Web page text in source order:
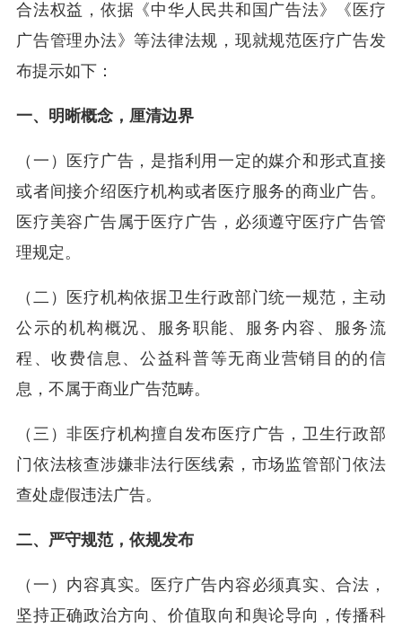
合法权益，依据《中华人民共和国广告法》《医疗
广告管理办法》等法律法规，现就规范医疗广告发
布提示如下：
一、明晰概念，厘清边界
（一）医疗广告，是指利用一定的媒介和形式直接
或者间接介绍医疗机构或者医疗服务的商业广告。
医疗美容广告属于医疗广告，必须遵守医疗广告管
理规定。
（二）医疗机构依据卫生行政部门统一规范，主动
公示的机构概况、服务职能、服务内容、服务流
程、收费信息、公益科普等无商业营销目的的信
息，不属于商业广告范畴。
（三）非医疗机构擅自发布医疗广告，卫生行政部
门依法核查涉嫌非法行医线索，市场监管部门依法
查处虚假违法广告。
二、严守规范，依规发布
（一）内容真实。医疗广告内容必须真实、合法，
坚持正确政治方向、价值取向和舆论导向，传播科